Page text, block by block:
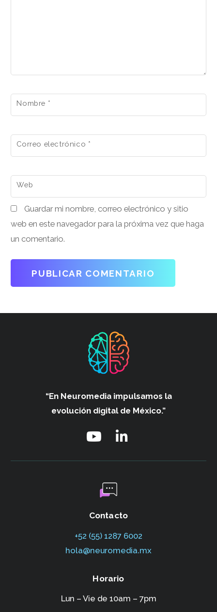
Nombre *
Correo electrónico *
Web
Guardar mi nombre, correo electrónico y sitio
web en este navegador para la próxima vez que haga
un comentario.
“En Neuromedia impulsamos la
evolución digital de México.”
Contacto
+52 (55) 1287 6002‬
hola@neuromedia.mx
Horario
Lun – Vie de 10am – 7pm